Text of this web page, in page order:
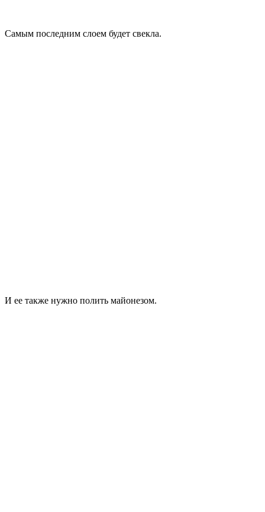
Самым последним слоем будет свекла.
И ее также нужно полить майонезом.